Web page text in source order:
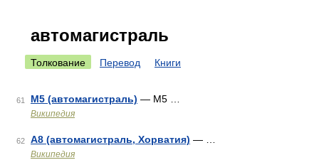
автомагистраль
Толкование Перевод Книги
61 М5 (автомагистраль) — М5 …
Википедия
62 A8 (автомагистраль, Хорватия) — …
Википедия